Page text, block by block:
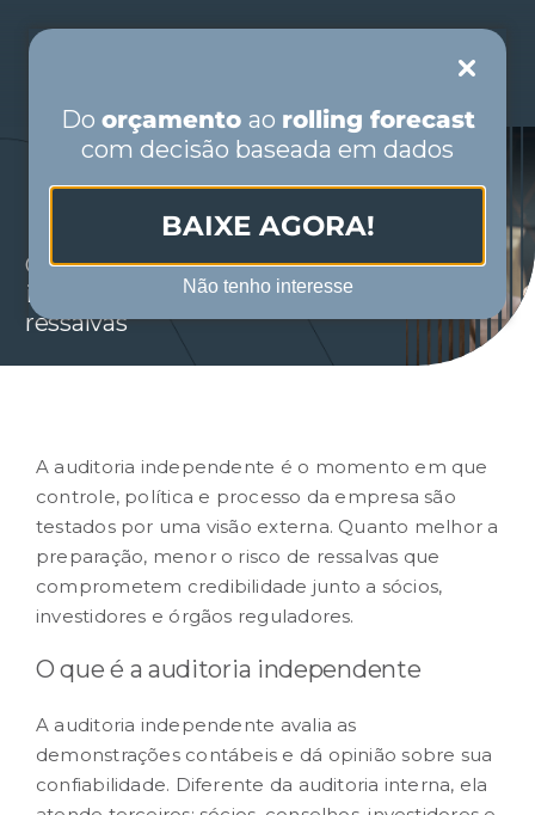
Do orçamento ao rolling forecast
com decisão baseada em dados
BAIXE AGORA!
Não tenho interesse
PORTUGUÊS
INÍCIO
SOLUÇÕES
CONTEÚDO
RESULTADOS
CARREIRA
CONTATO
Como se preparar para auditoria
independente e reduzir
ressalvas
A auditoria independente é o momento em que
controle, política e processo da empresa são
testados por uma visão externa. Quanto melhor a
preparação, menor o risco de ressalvas que
comprometem credibilidade junto a sócios,
investidores e órgãos reguladores.
O que é a auditoria independente
A auditoria independente avalia as
demonstrações contábeis e dá opinião sobre sua
confiabilidade. Diferente da auditoria interna, ela